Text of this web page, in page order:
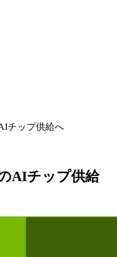
チップ供給へ
AIチップ供給